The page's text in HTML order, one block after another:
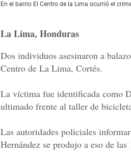
En el barrio El Centro de la Lima ocurrió el
La Lima, Honduras
Dos individuos asesinaron a
Centro de La Lima, Cortés.
La víctima fue identificada como
ultimado frente al taller de
Las autoridades policiales
Hernández se produjo a eso de las